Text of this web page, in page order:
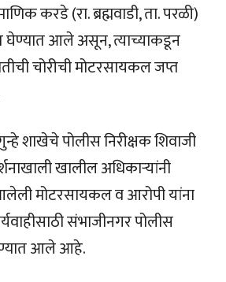
करडे (रा. ब्रह्मवाडी, ता. परळी)
घेण्यात आले असून, त्याच्याकडून
चोरीची मोटरसायकल जप्त
शाखेचे पोलीस निरीक्षक शिवाजी
खालील अधिकाऱ्यांनी
मोटरसायकल व आरोपी यांना
संभाजीनगर पोलीस
आले आहे.